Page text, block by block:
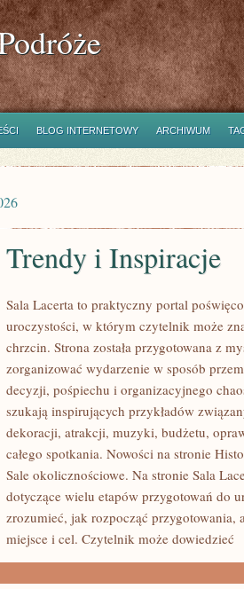
BLOG INTERNETOWY ARCHIWUM
Trendy i Inspiracje
Sala Lacerta to praktyczny portal
uroczystości, w którym czytelnik może
chrzcin. Strona została przygotowana z
zorganizować wydarzenie w sposób
decyzji, pośpiechu i organizacyjnego
szukają inspirujących przykładów
dekoracji, atrakcji, muzyki, budżetu,
całego spotkania. Nowości na stronie
Sale okolicznościowe. Na stronie Sala
dotyczące wielu etapów przygotowań do
zrozumieć, jak rozpocząć przygotowania,
miejsce i cel. Czytelnik może dowiedzieć